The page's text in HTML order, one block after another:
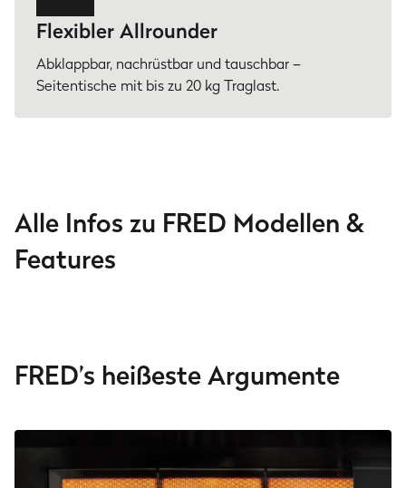
Flexibler Allrounder
Abklappbar, nachrüstbar und tauschbar –
Seitentische mit bis zu 20 kg Traglast.
Alle Infos zu FRED Modellen &
Features
FRED’s heißeste Argumente